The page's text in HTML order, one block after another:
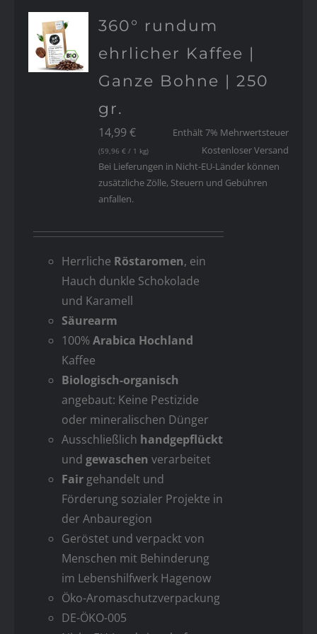
360° rundum
ehrlicher Kaffee |
Ganze Bohne | 250
gr.
14,99€ Enthält 7% Mehrwertsteuer
(59,96€ / 1 kg)
Kostenloser Versand
Bei Lieferungen in Nicht-EU-Länder können
zusätzliche Zölle, Steuern und Gebühren
anfallen.
Herrliche Röstaromen, ein
Hauch dunkle Schokolade
und Karamell
Säurearm
100%Arabica Hochland
Kaffee
Biologisch-organisch
angebaut: Keine Pestizide
oder mineralischen Dünger
Ausschließlich handgepflückt
und gewaschen verarbeitet
Fair gehandelt und
Förderung sozialer Projekte in
der Anbauregion
Geröstet und verpackt von
Menschen mit Behinderung
im Lebenshilfwerk Hagenow
Öko-Aromaschutzverpackung
DE-ÖKO-005